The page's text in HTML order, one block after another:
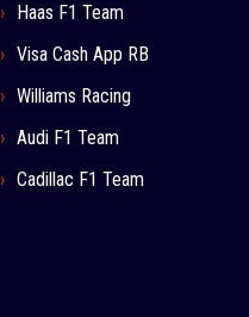
Haas F1 Team
Visa Cash App RB
Williams Racing
Audi F1 Team
Cadillac F1 Team